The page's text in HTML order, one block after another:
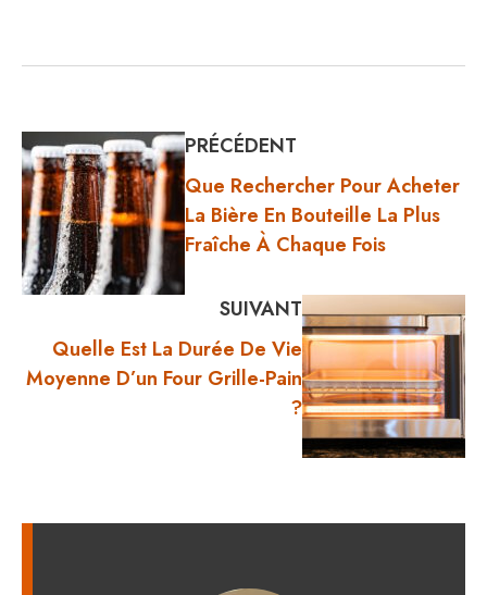
PRÉCÉDENT
Que Rechercher Pour Acheter
La Bière En Bouteille La Plus
Fraîche À Chaque Fois
SUIVANT
Quelle Est La Durée De Vie
Moyenne D’un Four Grille-Pain
?